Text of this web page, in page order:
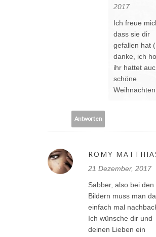
2017
Ich freue
dass sie dir
gefallen hat
danke, ich
ihr hattet
schöne
Antworten
ROMY
21 Dezember, 2017
Sabber, also bei den
Bildern muss man
einfach mal
Ich wünsche dir und
deinen Lieben ein